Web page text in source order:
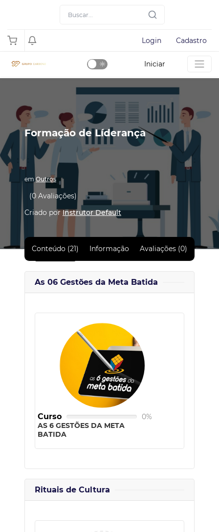
Login Cadastro
Iniciar
Formação de Líderança
em Outros
(0 Avaliações)
Criado por Instrutor Default
Conteúdo (21) Informação Avaliações (0)
As 06 Gestões da Meta Batida
Curso
0%
AS 6 GESTÕES DA META
BATIDA
Rituais de Cultura